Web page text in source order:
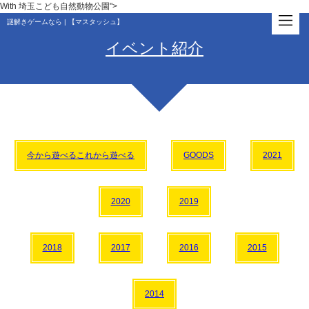
With 埼玉こども自然動物公園">
謎解きゲームなら | 【マスタッシュ】
イベント紹介
今から遊べるこれから遊べる GOODS 2021
2020 2019
2018 2017 2016 2015
2014